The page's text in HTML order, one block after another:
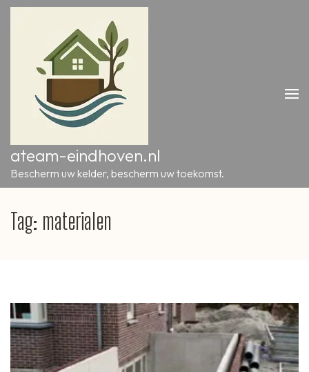
Ga
ateam-eindhoven.nl
Bescherm uw kelder, bescherm uw toekomst.
Tag: materialen